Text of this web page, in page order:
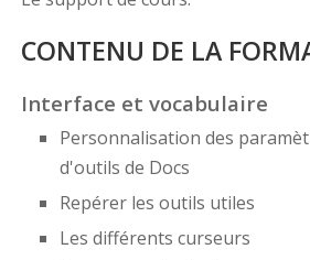
CONTENU DE LA
Interface et vocabulaire
Personnalisation des
d'outils de Docs
Repérer les outils utiles
Les différents curseurs